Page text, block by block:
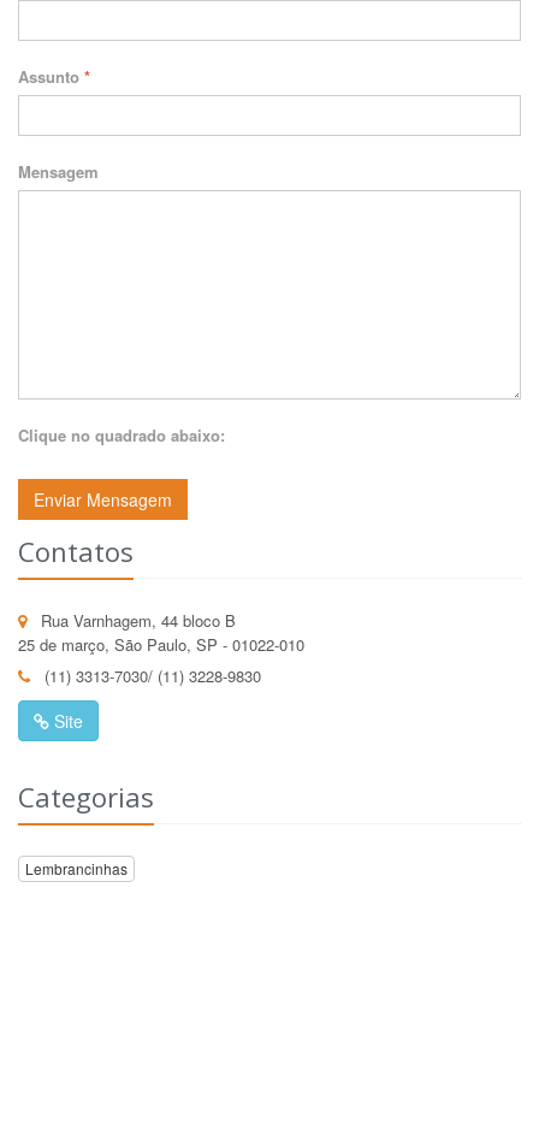
Assunto *
Mensagem
Clique no quadrado abaixo:
Enviar Mensagem
Contatos
Rua Varnhagem, 44 bloco B
25 de março, São Paulo, SP - 01022-010
(11) 3313-7030/ (11) 3228-9830
Site
Categorias
Lembrancinhas